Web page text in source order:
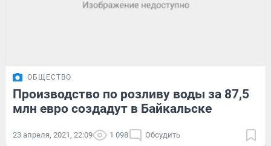
ОБЩЕСТВО
Производство по розливу воды за 87,5
млн евро создадут в Байкальске
23 апреля, 2021, 22:09 1 098 Обсудить